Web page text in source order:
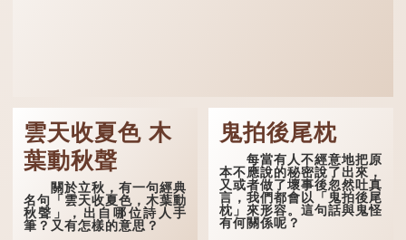
雲天收夏色 木
葉動秋聲
關於立秋，有一句經典
名句「雲天收夏色，木葉動
秋聲」，出自哪位詩人手
筆？又有怎樣的意思？
鬼拍後尾枕
每當有人不經意地把原
本不應說的秘密說了出來，
又或者做了壞事後忽然吐真
言，我們都會以「鬼拍後尾
枕」來形容。這句話與鬼怪
有何關係呢？